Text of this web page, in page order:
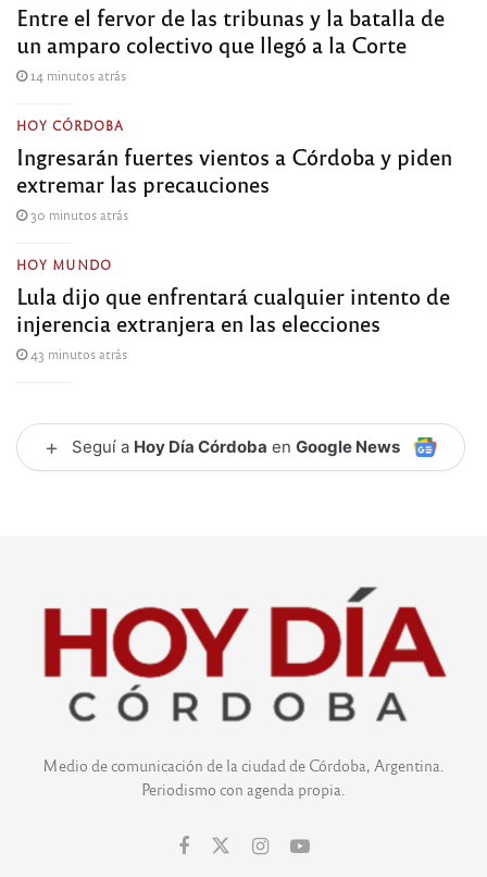
Entre el fervor de las tribunas y la batalla de
un amparo colectivo que llegó a la Corte
14 minutos atrás
HOY CÓRDOBA
Ingresarán fuertes vientos a Córdoba y piden
extremar las precauciones
30 minutos atrás
HOY MUNDO
Lula dijo que enfrentará cualquier intento de
injerencia extranjera en las elecciones
43 minutos atrás
+ Seguí a Hoy Día Córdoba en Google News
Medio de comunicación de la ciudad de Córdoba, Argentina.
Periodismo con agenda propia.